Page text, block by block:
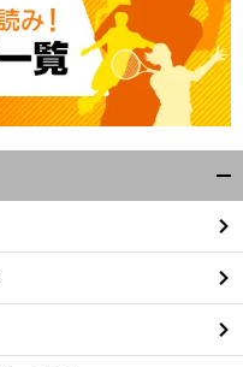
閉
る